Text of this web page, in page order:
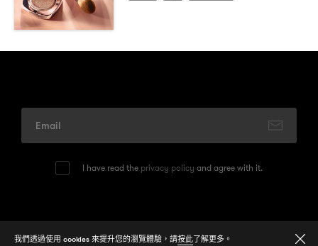
I have read the privacy policy and agree with it.
我們透過使用 cookies 來提升您的瀏覽體驗，請按此了解更多。